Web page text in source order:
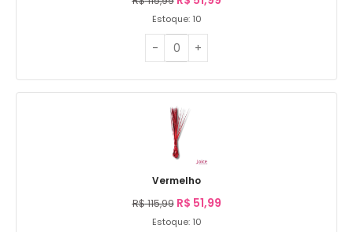
Estoque: 10
Vermelho
R$115,99 R$ 51,99
Estoque: 10